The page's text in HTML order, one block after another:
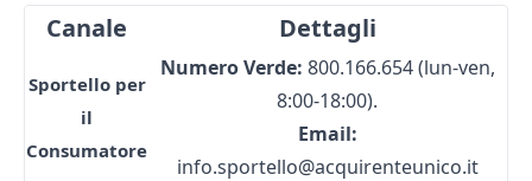
Canale Dettagli
Sportello per
il
Consumatore
Numero Verde: 800.166.654 (lun-ven,
8:00-18:00).
Email:
info.sportello@acquirenteunico.it